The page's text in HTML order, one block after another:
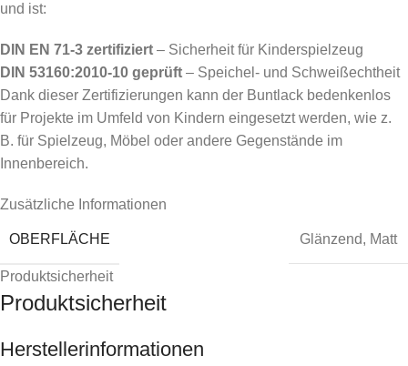
und ist:
DIN EN 71-3 zertifiziert – Sicherheit für Kinderspielzeug
DIN 53160:2010-10 geprüft – Speichel- und Schweißechtheit
Dank dieser Zertifizierungen kann der Buntlack bedenkenlos
für Projekte im Umfeld von Kindern eingesetzt werden, wie z.
B. für Spielzeug, Möbel oder andere Gegenstände im
Innenbereich.
Zusätzliche Informationen
OBERFLÄCHE Glänzend, Matt
Produktsicherheit
Produktsicherheit
Herstellerinformationen